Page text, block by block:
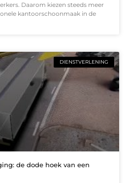
Daarom kiezen steeds meer
kantoorschoonmaak in de
DIENSTVERLENING
de dode hoek van een